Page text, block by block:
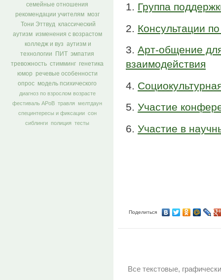
семейные отношения
рекомендации учителям
мозг
Тони Эттвуд
классический
аутизм
изменения с возрастом
колледж и вуз аутизм и
технологии
ПИТ
эмпатия
тревожность стимминг генетика
юмор
речевые особенности
опрос модель психического
диагноз по взрослом возрасте
фестиваль АРоВ травля мелтдаун
специнтересы и фиксации сон
сиблинги полиция тесты
1. Группа
2. Консультации
3. Арт-общение
взаимодействия
4.
5. Участие
6. Участие в
Поделиться
Все текстовые,